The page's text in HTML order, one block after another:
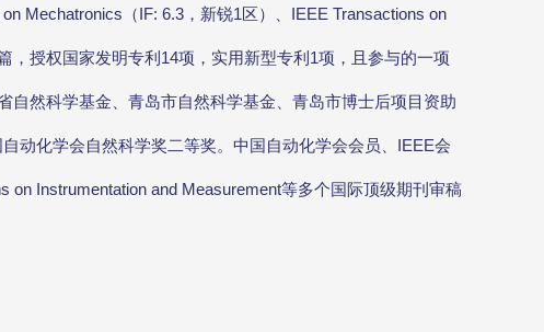
Mechatronics（IF: 6.3，新锐1区）、IEEE Transactions on
，授权国家发明专利14项，实用新型专利1项，且参与的一项
自然科学基金、青岛市自然科学基金、青岛市博士后项目资助
动化学会自然科学奖二等奖。中国自动化学会会员、IEEE会
on Instrumentation and Measurement等多个国际顶级期刊审稿